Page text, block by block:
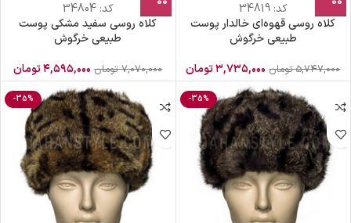
کد:34819
کلاه روسی قهوه‌ای خالدار پوست
طبیعی خرگوش
۵,۷۴۷,۰۰۰ تومان ۳,۷۳۵,۰۰۰تومان
کد:34804
کلاه روسی سفید مشکی پوست
طبیعی خرگوش
۷,۰۷۰,۰۰۰ تومان ۴,۵۹۵,۰۰۰تومان
-35%
-35%